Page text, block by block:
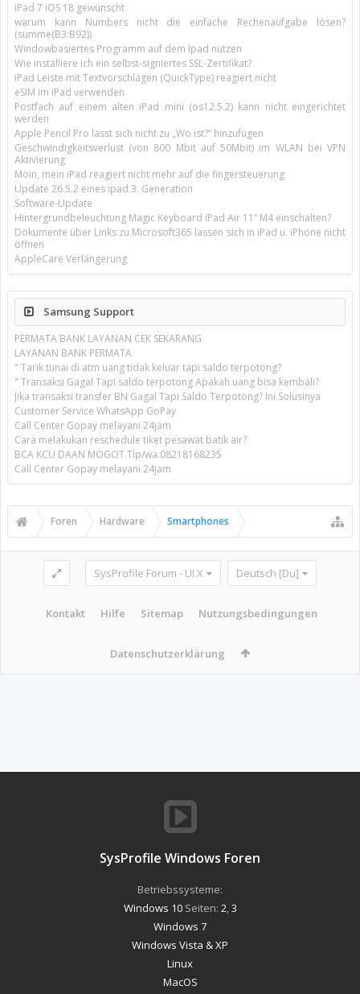
iPad 7 iOS 18 gewünscht
warum kann Numbers nicht die einfache Rechenaufgabe lösen?
(summe(B3:B92))
Windowbasiertes Programm auf dem Ipad nutzen
Wie installiere ich ein selbst-signiertes SSL-Zertifikat?
iPad Leiste mit Textvorschlägen (QuickType) reagiert nicht
eSIM im iPad verwenden
Postfach auf einem alten iPad mini (os12.5.2) kann nicht eingerichtet
werden
Apple Pencil Pro lässt sich nicht zu „Wo ist?“ hinzufügen
Geschwindigkeitsverlust (von 800 Mbit auf 50Mbit) im WLAN bei VPN
Aktivierung
Moin, mein iPad reagiert nicht mehr auf die fingersteuerung
Update 26.5.2 eines ipad 3. Generation
Software-Update
Hintergrundbeleuchtung Magic Keyboard iPad Air 11’’ M4 einschalten?
Dokumente über Links zu Microsoft365 lassen sich in iPad u. iPhone nicht
öffnen
AppleCare Verlängerung
Samsung Support
PERMATA BANK LAYANAN CEK SEKARANG
LAYANAN BANK PERMATA
" Tarik tunai di atm uang tidak keluar tapi saldo terpotong?
" Transaksi Gagal Tapi saldo terpotong Apakah uang bisa kembali?
Jika transaksi transfer BN Gagal Tapi Saldo Terpotong? Ini Solusinya
Customer Service WhatsApp GoPay
Call Center Gopay melayani 24jam
Cara melakukan reschedule tiket pesawat batik air?
BCA KCU DAAN MOGOT.Tlp/wa.08218168235
Call Center Gopay melayani 24jam
Foren Hardware Smartphones
SysProfile Forum - UI.X Deutsch [Du]
Kontakt Hilfe Sitemap Nutzungsbedingungen
Datenschutzerklärung
SysProfile Windows Foren
Betriebssysteme:
Windows 10Seiten: 2 3
Windows 7
Windows Vista & XP
Linux
MacOS